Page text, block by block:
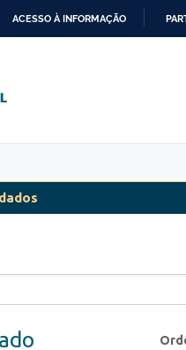
ACESSO À INFORMAÇÃO